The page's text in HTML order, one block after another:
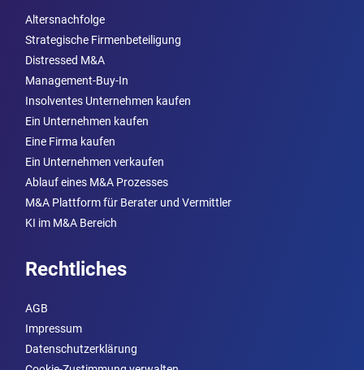
Altersnachfolge
Strategische Firmenbeteiligung
Distressed M&A
Management-Buy-In
Insolventes Unternehmen kaufen
Ein Unternehmen kaufen
Eine Firma kaufen
Ein Unternehmen verkaufen
Ablauf eines M&A Prozesses
M&A Plattform für Berater und Vermittler
KI im M&A Bereich
Rechtliches
AGB
Impressum
Datenschutzerklärung